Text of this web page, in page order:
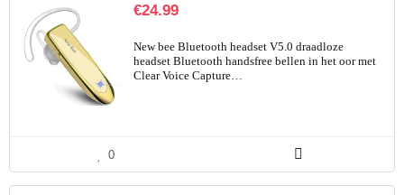
€24.99
New bee Bluetooth headset V5.0 draadloze
headset Bluetooth handsfree bellen in het oor met
Clear Voice Capture…
0